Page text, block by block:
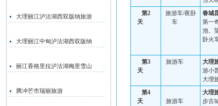
大理丽江泸沽湖西双版纳旅游
大理丽江中甸泸沽湖西双版纳
丽江香格里拉泸沽湖梅里雪山
腾冲芒市瑞丽旅游
第2
天
旅游车/夜卧
车
春城
第一
池、
卧火
第3
天
旅游车 大理
游小
大理
第4
天
旅游车
大理
步古